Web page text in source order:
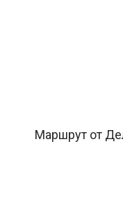
Маршрут от